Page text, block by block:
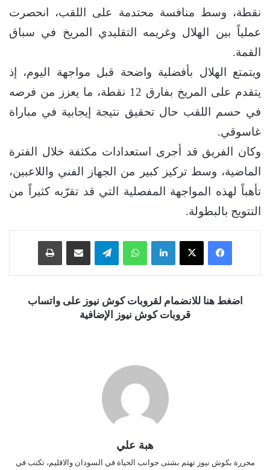
نقطة، وسط منافسة محتدمة على اللقب، انحصرت
عملياً بين الهلال وغريمه التقليدي المريخ في سباق
القمة.
ويتمتع الهلال بأفضلية واضحة قبل مواجهة اليوم، إذ
يتقدم على المريخ بفارق 12 نقطة، ما يعزز من فرصه
في حسم اللقب حال تحقيق نتيجة إيجابية في مباراة
غاسوقي.
وكان الفريق قد أجرى استعدادات مكثفة خلال الفترة
الماضية، وسط تركيز كبير من الجهاز الفني واللاعبين،
تأهباً لهذه المواجهة المفصلية التي قد تقرّبه كثيراً من
التتويج بالبطولة.
فيسبوك ‫X لينكدإن واتساب تيلقرام
اضغط هنا للانضمام لقروبات كوش نيوز على واتساب
قروبات كوش نيوز الإضافية
هبة علي
محررة بكوش نيوز تهتم بشتى جوانب الحياة في السودان والاقليم، تكتب في